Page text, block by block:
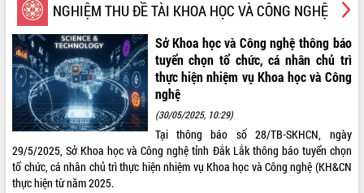
UBND tỉnh họp báo định kỳ tháng 4
năm 2026
Hội thảo khoa học “Giải pháp thúc đẩy
phát triển nền kinh tế xanh tại tỉnh
Đắk Lắk”
Tăng cường giám sát, đôn đốc thực
hiện nhiệm vụ quản lý tài sản công
hàng tuần
Tháo gỡ những vướng mắc, đẩy mạnh
công tác cải cách thủ tục hành chính
tại Trung tâm Phục vụ hành chính
NGHIỆM THU ĐỀ TÀI KHOA HỌC VÀ CÔNG NGHỆ
Sở Khoa học và Công nghệ thông báo
tuyển chọn tổ chức, cá nhân chủ trì
thực hiện nhiệm vụ Khoa học và Công
nghệ
(30/05/2025, 10:29)
Tại thông báo số 28/TB-SKHCN, ngày
29/5/2025, Sở Khoa học và Công nghệ tỉnh Đắk Lắk thông báo tuyển chọn
tổ chức, cá nhân chủ trì thực hiện nhiệm vụ Khoa học và Công nghệ (KH&CN
thực hiện từ năm 2025.